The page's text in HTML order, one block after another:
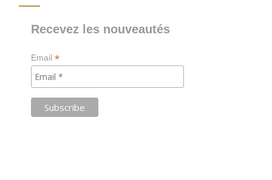
Recevez les nouveautés
Email*